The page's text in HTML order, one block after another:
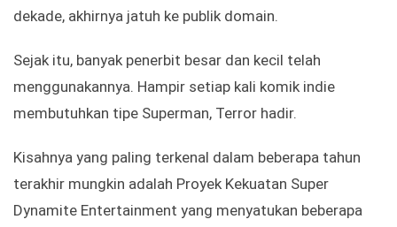
dekade, akhirnya jatuh ke publik domain.
Sejak itu, banyak penerbit besar dan kecil telah
menggunakannya. Hampir setiap kali komik indie
membutuhkan tipe Superman, Terror hadir.
Kisahnya yang paling terkenal dalam beberapa tahun
terakhir mungkin adalah Proyek Kekuatan Super
Dynamite Entertainment yang menyatukan beberapa